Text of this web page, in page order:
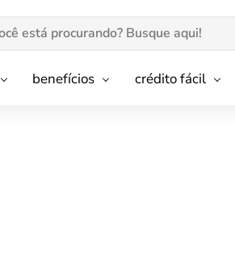
benefícios crédito fácil